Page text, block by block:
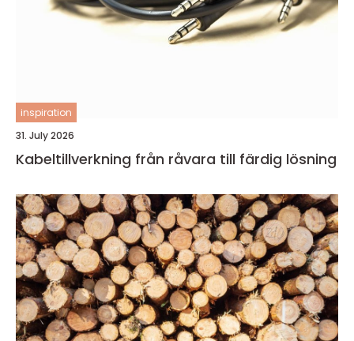
inspiration
31. July 2026
Kabeltillverkning från råvara till färdig lösning